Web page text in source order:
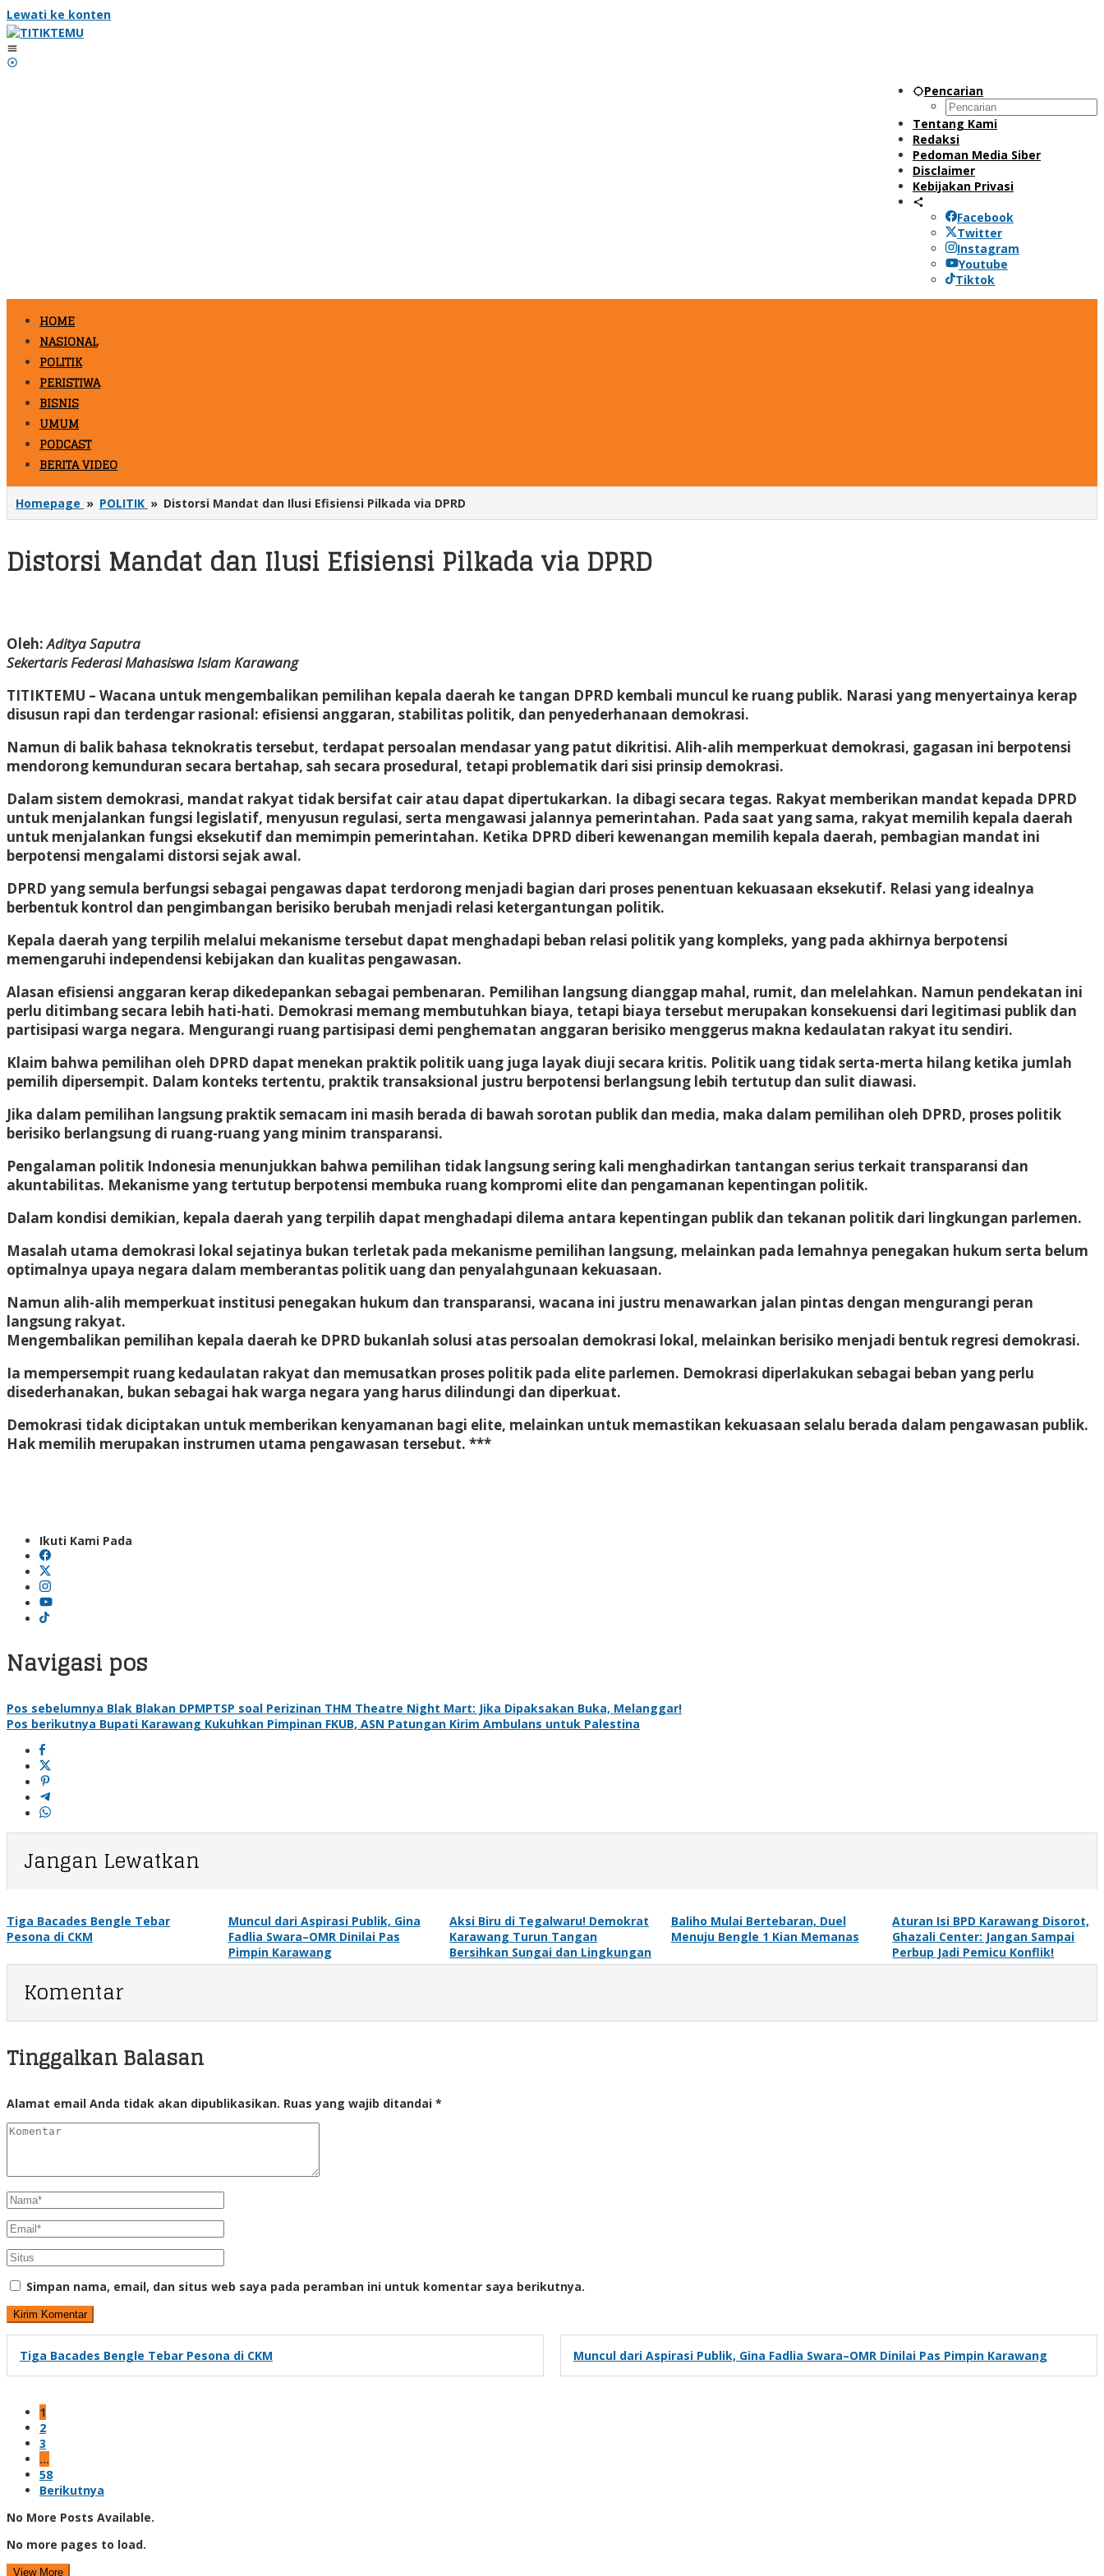
Lewati ke konten
Pencarian
Tentang Kami
Redaksi
Pedoman Media Siber
Disclaimer
Kebijakan Privasi
Facebook
Twitter
Instagram
Youtube
Tiktok
HOME
NASIONAL
POLITIK
PERISTIWA
BISNIS
UMUM
PODCAST
BERITA VIDEO
Homepage » POLITIK » Distorsi Mandat dan Ilusi Efisiensi Pilkada via DPRD
Distorsi Mandat dan Ilusi Efisiensi Pilkada via DPRD
Oleh:Aditya Saputra
Sekertaris Federasi Mahasiswa Islam Karawang
TITIKTEMU – Wacana untuk mengembalikan pemilihan kepala daerah ke tangan DPRD kembali muncul ke ruang publik. Narasi yang menyertainya kerap
disusun rapi dan terdengar rasional: efisiensi anggaran, stabilitas politik, dan penyederhanaan demokrasi.
Namun di balik bahasa teknokratis tersebut, terdapat persoalan mendasar yang patut dikritisi. Alih-alih memperkuat demokrasi, gagasan ini berpotensi
mendorong kemunduran secara bertahap, sah secara prosedural, tetapi problematik dari sisi prinsip demokrasi.
Dalam sistem demokrasi, mandat rakyat tidak bersifat cair atau dapat dipertukarkan. Ia dibagi secara tegas. Rakyat memberikan mandat kepada DPRD
untuk menjalankan fungsi legislatif, menyusun regulasi, serta mengawasi jalannya pemerintahan. Pada saat yang sama, rakyat memilih kepala daerah
untuk menjalankan fungsi eksekutif dan memimpin pemerintahan. Ketika DPRD diberi kewenangan memilih kepala daerah, pembagian mandat ini
berpotensi mengalami distorsi sejak awal.
DPRD yang semula berfungsi sebagai pengawas dapat terdorong menjadi bagian dari proses penentuan kekuasaan eksekutif. Relasi yang idealnya
berbentuk kontrol dan pengimbangan berisiko berubah menjadi relasi ketergantungan politik.
Kepala daerah yang terpilih melalui mekanisme tersebut dapat menghadapi beban relasi politik yang kompleks, yang pada akhirnya berpotensi
memengaruhi independensi kebijakan dan kualitas pengawasan.
Alasan efisiensi anggaran kerap dikedepankan sebagai pembenaran. Pemilihan langsung dianggap mahal, rumit, dan melelahkan. Namun pendekatan ini
perlu ditimbang secara lebih hati-hati. Demokrasi memang membutuhkan biaya, tetapi biaya tersebut merupakan konsekuensi dari legitimasi publik dan
partisipasi warga negara. Mengurangi ruang partisipasi demi penghematan anggaran berisiko menggerus makna kedaulatan rakyat itu sendiri.
Klaim bahwa pemilihan oleh DPRD dapat menekan praktik politik uang juga layak diuji secara kritis. Politik uang tidak serta-merta hilang ketika jumlah
pemilih dipersempit. Dalam konteks tertentu, praktik transaksional justru berpotensi berlangsung lebih tertutup dan sulit diawasi.
Jika dalam pemilihan langsung praktik semacam ini masih berada di bawah sorotan publik dan media, maka dalam pemilihan oleh DPRD, proses politik
berisiko berlangsung di ruang-ruang yang minim transparansi.
Pengalaman politik Indonesia menunjukkan bahwa pemilihan tidak langsung sering kali menghadirkan tantangan serius terkait transparansi dan
akuntabilitas. Mekanisme yang tertutup berpotensi membuka ruang kompromi elite dan pengamanan kepentingan politik.
Dalam kondisi demikian, kepala daerah yang terpilih dapat menghadapi dilema antara kepentingan publik dan tekanan politik dari lingkungan parlemen.
Masalah utama demokrasi lokal sejatinya bukan terletak pada mekanisme pemilihan langsung, melainkan pada lemahnya penegakan hukum serta belum
optimalnya upaya negara dalam memberantas politik uang dan penyalahgunaan kekuasaan.
Namun alih-alih memperkuat institusi penegakan hukum dan transparansi, wacana ini justru menawarkan jalan pintas dengan mengurangi peran
langsung rakyat.
Mengembalikan pemilihan kepala daerah ke DPRD bukanlah solusi atas persoalan demokrasi lokal, melainkan berisiko menjadi bentuk regresi demokrasi.
Ia mempersempit ruang kedaulatan rakyat dan memusatkan proses politik pada elite parlemen. Demokrasi diperlakukan sebagai beban yang perlu
disederhanakan, bukan sebagai hak warga negara yang harus dilindungi dan diperkuat.
Demokrasi tidak diciptakan untuk memberikan kenyamanan bagi elite, melainkan untuk memastikan kekuasaan selalu berada dalam pengawasan publik.
Hak memilih merupakan instrumen utama pengawasan tersebut. ***
Ikuti Kami Pada
Navigasi pos
Pos sebelumnya Blak Blakan DPMPTSP soal Perizinan THM Theatre Night Mart: Jika Dipaksakan Buka, Melanggar!
Pos berikutnya Bupati Karawang Kukuhkan Pimpinan FKUB, ASN Patungan Kirim Ambulans untuk Palestina
Jangan Lewatkan
Tiga Bacades Bengle Tebar
Pesona di CKM
Muncul dari Aspirasi Publik, Gina
Fadlia Swara–OMR Dinilai Pas
Pimpin Karawang
Aksi Biru di Tegalwaru! Demokrat
Karawang Turun Tangan
Bersihkan Sungai dan Lingkungan
Baliho Mulai Bertebaran, Duel
Menuju Bengle 1 Kian Memanas
Aturan Isi BPD Karawang Disorot,
Ghazali Center: Jangan Sampai
Perbup Jadi Pemicu Konflik!
Komentar
Tinggalkan Balasan
Alamat email Anda tidak akan dipublikasikan. Ruas yang wajib ditandai *
Simpan nama, email, dan situs web saya pada peramban ini untuk komentar saya berikutnya.
Tiga Bacades Bengle Tebar Pesona di CKM Muncul dari Aspirasi Publik, Gina Fadlia Swara–OMR Dinilai Pas Pimpin Karawang
1
2
3
…
58
Berikutnya
No More Posts Available.
No more pages to load.
View More